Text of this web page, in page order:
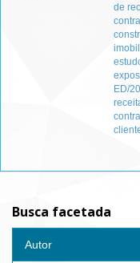
de
ED/
Busca facetada
Autor